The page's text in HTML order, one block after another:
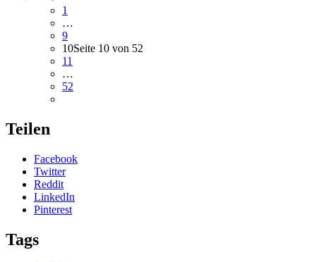
1
…
9
10Seite 10 von 52
11
…
52
Teilen
Facebook
Twitter
Reddit
LinkedIn
Pinterest
Tags